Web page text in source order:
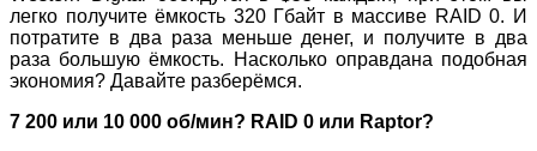
легко получите ёмкость 320 Гбайт в массиве RAID 0. И
потратите в два раза меньше денег, и получите в два
раза большую ёмкость. Насколько оправдана подобная
экономия? Давайте разберёмся.
7 200 или 10 000 об/мин? RAID 0 или Raptor?